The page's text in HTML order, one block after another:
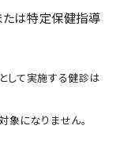
たは特定保健指導
して実施する健診は
になりません。